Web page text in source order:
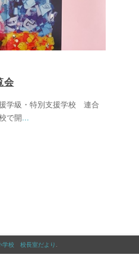
会
学級・特別支援学校 連合
で開...
学校 校長室だより .